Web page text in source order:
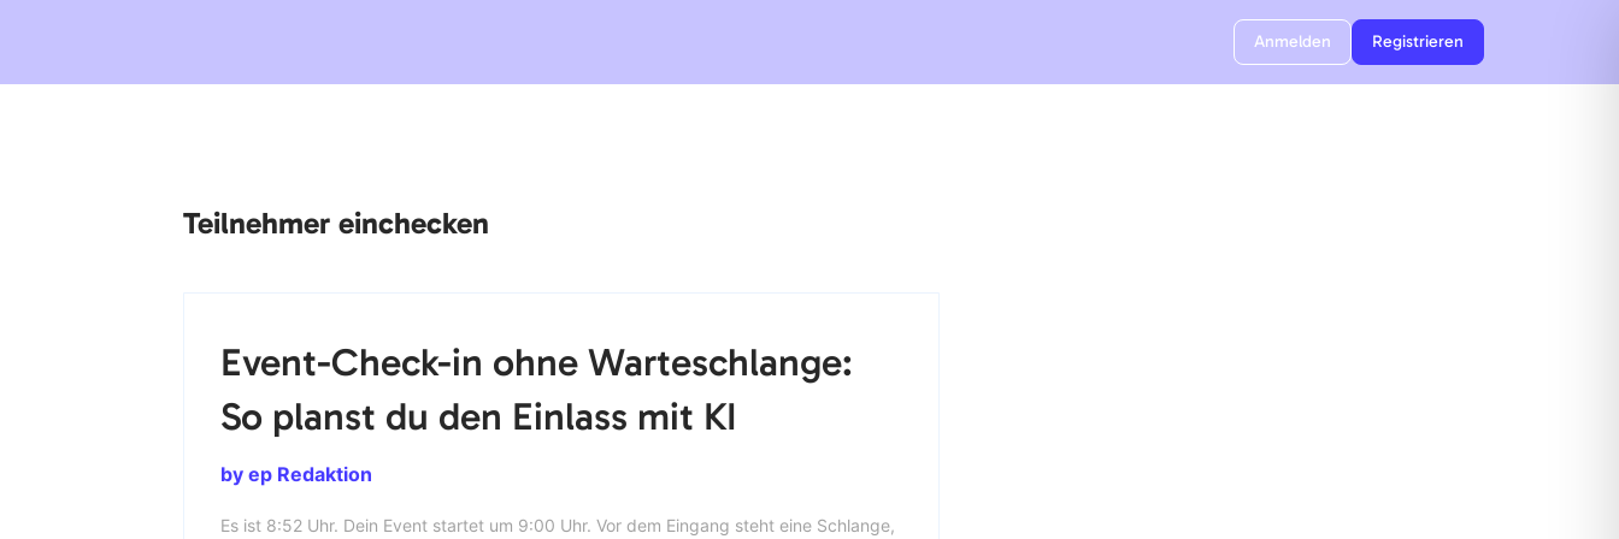
Anmelden Registrieren
Teilnehmer einchecken
Event-Check-in ohne Warteschlange:
So planst du den Einlass mit KI
by ep Redaktion
Es ist 8:52 Uhr. Dein Event startet um 9:00 Uhr. Vor dem Eingang steht eine Schlange,